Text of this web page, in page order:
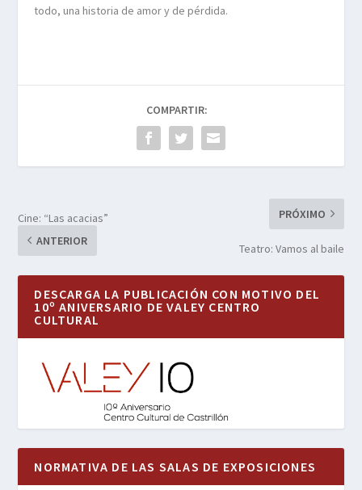
todo, una historia de amor y de pérdida.
COMPARTIR:
Cine: “Las acacias”
ANTERIOR
PRÓXIMO
Teatro: Vamos al baile
DESCARGA LA PUBLICACIÓN CON MOTIVO DEL
10º ANIVERSARIO DE VALEY CENTRO
CULTURAL
NORMATIVA DE LAS SALAS DE EXPOSICIONES